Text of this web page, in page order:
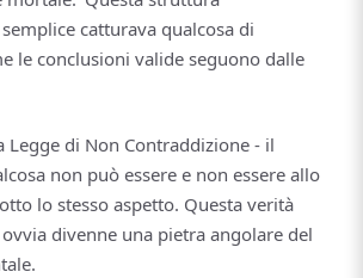
catturava qualcosa di
le conclusioni valide seguono dalle
Legge di Non Contraddizione - il
non può essere e non essere allo
lo stesso aspetto. Questa verità
divenne una pietra angolare del